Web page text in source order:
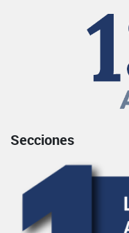
Secciones